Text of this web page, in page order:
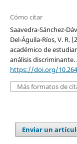
Cómo citar
Saavedra-Sánchez-
Del-Águila-Ríos, V. R.
académico de
análisis discriminante.
https://doi.org/
Más formatos de
Enviar un